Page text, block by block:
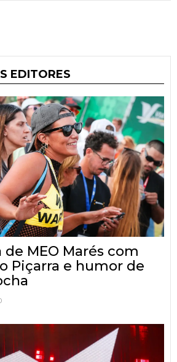
EDITORES
MEO Marés com
Piçarra e humor de